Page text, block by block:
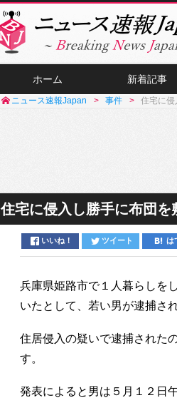
ホーム 新着記事
ニュース速報Japan 事件 住宅に侵
住宅に侵入し勝手に布団
いいね！ ツイート は
兵庫県姫路市で１人暮らしを
いたとして、若い男が逮捕さ
住居侵入の疑いで逮捕された
す。
発表によると男は５月１２日